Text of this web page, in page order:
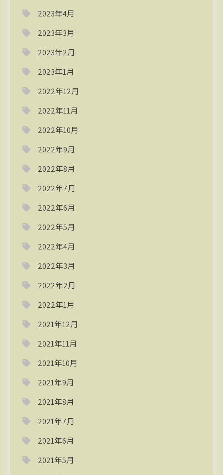
2023年4月
2023年3月
2023年2月
2023年1月
2022年12月
2022年11月
2022年10月
2022年9月
2022年8月
2022年7月
2022年6月
2022年5月
2022年4月
2022年3月
2022年2月
2022年1月
2021年12月
2021年11月
2021年10月
2021年9月
2021年8月
2021年7月
2021年6月
2021年5月